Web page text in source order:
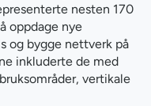
nesten 170
oppdage nye
og bygge nettverk på
inkluderte de med
vertikale